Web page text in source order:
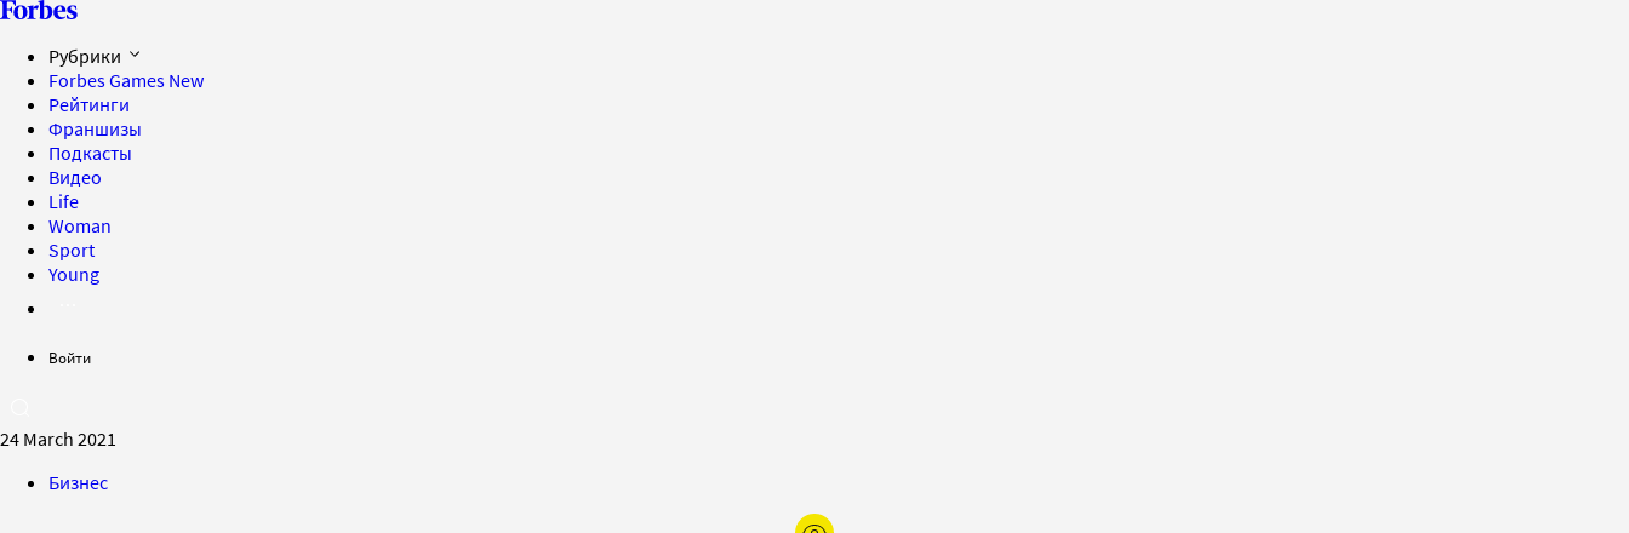
Рубрики
Forbes Games New
Рейтинги
Франшизы
Подкасты
Видео
Life
Woman
Sport
Young
Войти
24 March 2021
Бизнес